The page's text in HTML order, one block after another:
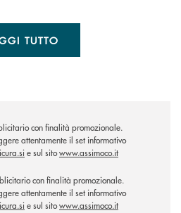
TUTTO
con finalità promozionale.
attentamente il set informativo
e sul sitowww.assimoco.it
con finalità promozionale.
attentamente il set informativo
e sul sitowww.assimoco.it